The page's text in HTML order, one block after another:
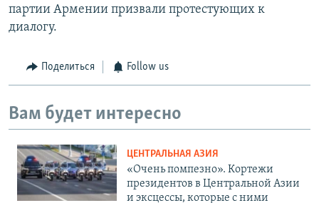
партии Армении призвали протестующих к
диалогу.
Поделиться Follow us
Вам будет интересно
ЦЕНТРАЛЬНАЯ АЗИЯ
«Очень помпезно». Кортежи
президентов в Центральной Азии
и эксцессы, которые с ними